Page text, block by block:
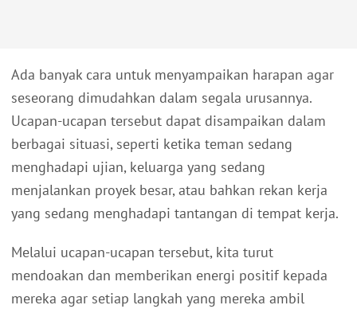
Ada banyak cara untuk menyampaikan harapan agar
seseorang dimudahkan dalam segala urusannya.
Ucapan-ucapan tersebut dapat disampaikan dalam
berbagai situasi, seperti ketika teman sedang
menghadapi ujian, keluarga yang sedang
menjalankan proyek besar, atau bahkan rekan kerja
yang sedang menghadapi tantangan di tempat kerja.
Melalui ucapan-ucapan tersebut, kita turut
mendoakan dan memberikan energi positif kepada
mereka agar setiap langkah yang mereka ambil